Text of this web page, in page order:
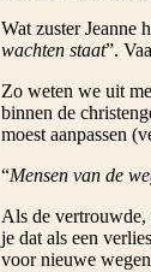
Wat zuster Jeanne
wachten staat”.
Zo weten we uit
binnen de
moest aanpassen
“Mensen van de
Als de vertrouwde,
je dat als een
voor nieuwe